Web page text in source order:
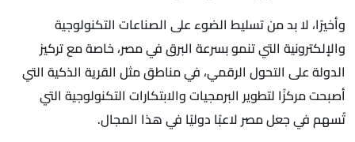
وأخيرًا، لا بد من تسليط الضوء على الصناعات التكنولوجية
والإلكترونية التي تنمو بسرعة البرق في مصر، خاصة مع تركيز
الدولة على التحول الرقمي، في مناطق مثل القرية الذكية التي
أصبحت مركزًا لتطوير البرمجيات والابتكارات التكنولوجية التي
تُسهم في جعل مصر لاعبًا دوليًا في هذا المجال.